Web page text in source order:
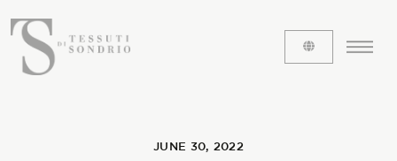
JUNE 30, 2022
ABOUT US